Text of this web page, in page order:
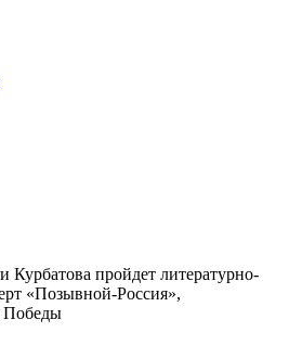
Курбатова пройдет литературно-
«Позывной-Россия»,